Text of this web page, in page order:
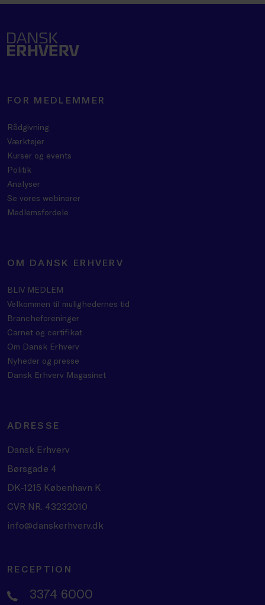
FOR MEDLEMMER
Rådgivning
Værktøjer
Kurser og events
Politik
Analyser
Se vores webinarer
Medlemsfordele
OM DANSK ERHVERV
BLIV MEDLEM
Velkommen til mulighedernes tid
Brancheforeninger
Carnet og certifikat
Om Dansk Erhverv
Nyheder og presse
Dansk Erhverv Magasinet
ADRESSE
Dansk Erhverv
Børsgade 4
DK-1215 København K
CVR NR. 43232010
info@danskerhverv.dk
RECEPTION
3374 6000